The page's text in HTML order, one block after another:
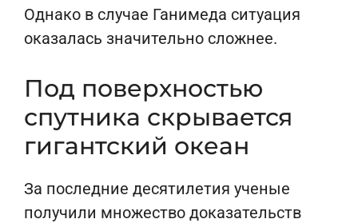
Однако в случае Ганимеда ситуация
оказалась значительно сложнее.
Под поверхностью
спутника скрывается
гигантский океан
За последние десятилетия ученые
получили множество доказательств